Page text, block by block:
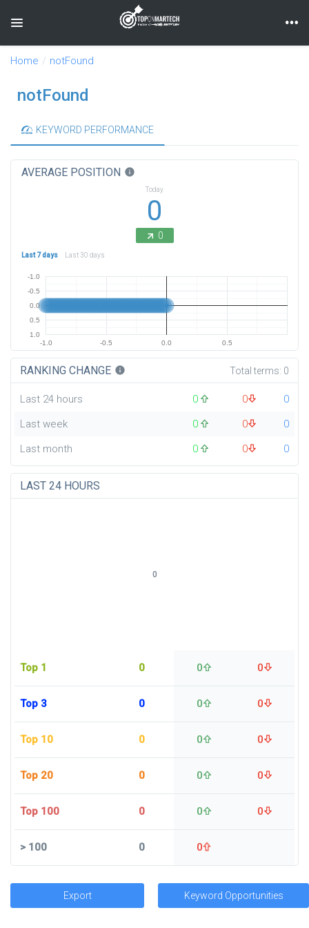
Toggle navigation
Home notFound
notFound
KEYWORD PERFORMANCE
AVERAGE POSITION info
Today
0
0
Last 7 days Last 30 days
-1.0 -0.5 0.0 0.5
-1.0
-0.5
0.0
0.5
1.0
RANKING CHANGE info Total terms: 0
Last 24 hours 0 0
0
Last week
0 0
0
Last month
0 0 0
LAST 24 HOURS
Top 1 0 0 0
Top 3 0 0 0
Top 10 0 0 0
Top 20 0 0 0
Top 100 0 0 0
>100 0 0
0
Export Keyword Opportunities